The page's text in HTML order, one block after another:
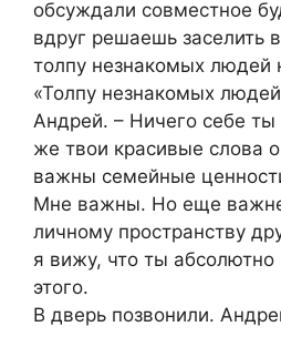
обсуждали совместное
вдруг решаешь заселить
толпу незнакомых
«Толпу незнакомых
Андрей. – Ничего себе ты
же твои красивые слова
важны семейные
Мне важны. Но еще
личному пространству
я вижу, что ты
этого.
В дверь позвонили.